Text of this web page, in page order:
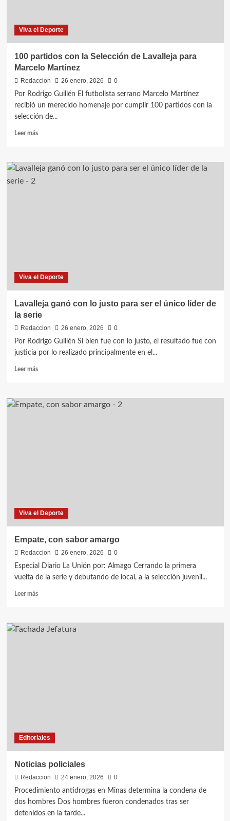
propia
Viva el Deporte
100 partidos con la Selección de Lavalleja para
Marcelo Martínez
Redaccion 26 enero, 2026
0
Por Rodrigo Guillén El futbolista serrano Marcelo Martínez
recibió un merecido homenaje por cumplir 100 partidos con la
selección de...
Leer másLeer
100
partidos
Viva el Deporte
Lavalleja ganó con lo justo para ser el único líder de
la serie
Redaccion 26 enero, 2026
0
Por Rodrigo Guillén Si bien fue con lo justo, el resultado fue con
justicia por lo realizado principalmente en el...
Leer másLeer
Lavalleja
ganó
serie
Viva el Deporte
Empate, con sabor amargo
Redaccion 26 enero, 2026
0
Especial Diario La Unión por: Almago Cerrando la primera
vuelta de la serie y debutando de local, a la selección juvenil...
Leer másLeer
Empate,
con
Editoriales
Noticias policiales
Redaccion 24 enero, 2026
0
Procedimiento antidrogas en Minas determina la condena de
dos hombres Dos hombres fueron condenados tras ser
detenidos en la tarde...